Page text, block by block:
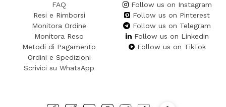
FAQ
Resi e Rimborsi
Monitora Ordine
Monitora Reso
Metodi di Pagamento
Ordini e Spedizioni
Scrivici su WhatsApp
Follow us on Instagram
Follow us on Pinterest
Follow us on Telegram
Follow us on Linkedin
Follow us on TikTok